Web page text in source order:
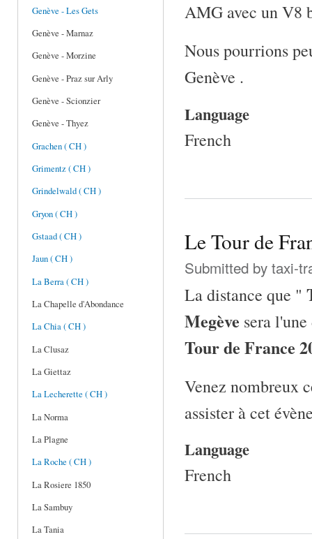
Genève - Les Gets
Genève - Marnaz
Genève - Morzine
Genève - Praz sur Arly
Genève - Scionzier
Genève - Thyez
Grachen ( CH )
Grimentz ( CH )
Grindelwald ( CH )
Gryon ( CH )
Gstaad ( CH )
Jaun ( CH )
La Berra ( CH )
La Chapelle d'Abondance
La Chia ( CH )
La Clusaz
La Giettaz
La Lecherette ( CH )
La Norma
La Plagne
La Roche ( CH )
La Rosiere 1850
La Sambuy
La Tania
AMG avec un V8
Nous pourrions
Genève .
Language
French
Le Tour de
Submitted by taxi-
La distance que "
Megève sera
Tour de France
Venez nombreux
assister à cet
Language
French